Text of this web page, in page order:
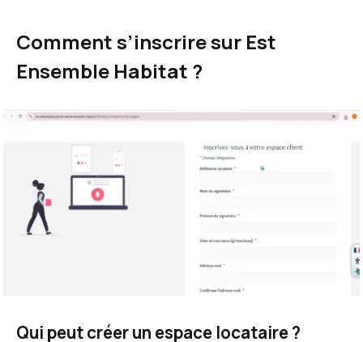
Comment s’inscrire sur Est
Ensemble Habitat ?
Qui peut créer un espace locataire ?